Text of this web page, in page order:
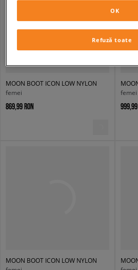
MOON BOOT ICON LOW NYLON
femei
869,99 RON
femei
999,99
MOON BOOT ICON LOW NYLON
Refuză toate
OK